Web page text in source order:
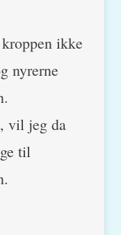
ikke
nyrerne
vil jeg da
til